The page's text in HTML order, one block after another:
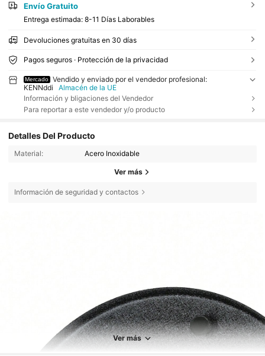
Envío Gratuito
Entrega estimada: 8-11 Días Laborables
Devoluciones gratuitas en 30 días
Pagos seguros · Protección de la privacidad
Mercado
Vendido y enviado por el vendedor profesional:
KENNddi
Almacén de la UE
Información y bligaciones del Vendedor
Para reportar a este vendedor y/o producto
Detalles Del Producto
Material: Acero Inoxidable
Ver más
Información de seguridad y contactos
Ver más